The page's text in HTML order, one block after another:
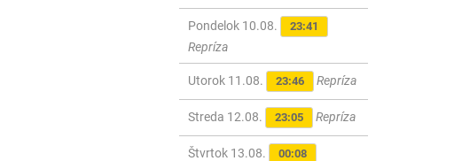
Pondelok 10.08. 23:41
Repríza
Utorok 11.08. 23:46 Repríza
Streda 12.08. 23:05 Repríza
Štvrtok 13.08. 00:08